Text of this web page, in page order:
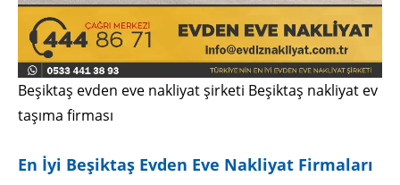
Beşiktaş evden eve nakliyat şirketi Beşiktaş nakliyat ev
taşıma firması
En İyi Beşiktaş Evden Eve Nakliyat Firmaları